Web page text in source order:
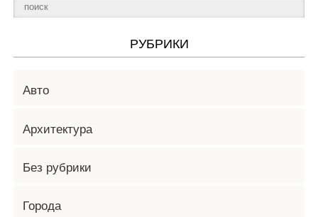
РУБРИКИ
Авто
Архитектура
Без рубрики
Города